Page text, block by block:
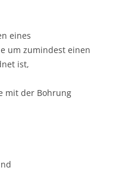
eines
um zumindest einen
ist,
mit der Bohrung